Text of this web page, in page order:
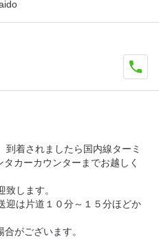
到着されましたら国内線ターミ
カーカウンターまでお越しく
します。
迎は片道１０分～１５分ほどか
がございます。